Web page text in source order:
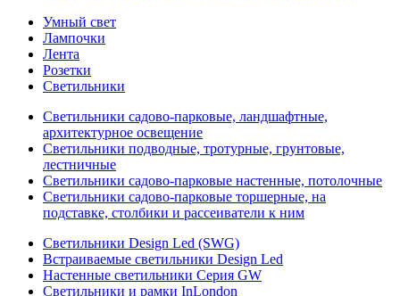
Умный свет
Лампочки
Лента
Розетки
Светильники
Светильники садово-парковые, ландшафтные,
архитектурное освещение
Светильники подводные, тротурные, грунтовые,
лестничные
Светильники садово-парковые настенные, потолочные
Светильники садово-парковые торшерные, на
подставке, столбики и рассеиватели к ним
Светильники Design Led (SWG)
Встраиваемые светильники Design Led
Настенные светильники Серия GW
Светильники и рамки InLondon